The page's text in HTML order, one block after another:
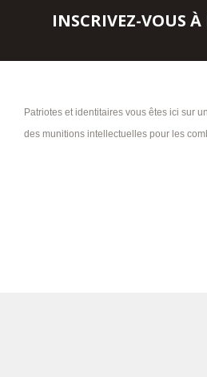
INSCRIVEZ-VOUS
Patriotes et identitaires vous êtes ici sur
des munitions intellectuelles pour les